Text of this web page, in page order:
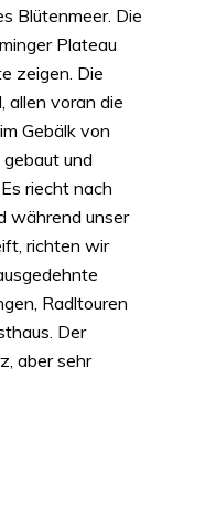
Blütenmeer. Die
Plateau
zeigen. Die
allen voran die
Gebälk von
und
riecht nach
während unser
richten wir
Radltouren
Der
aber sehr